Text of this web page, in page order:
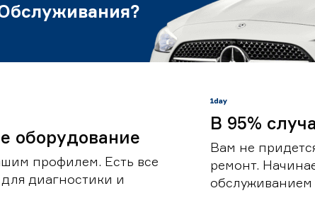
оборудование
профилем. Есть все
диагностики и
В 95%
Вам не
ремонт.
обслуживанием